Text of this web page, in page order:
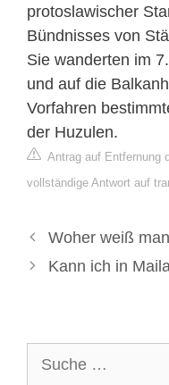
protoslawischer
Bündnisses von
Sie wanderten im
und auf die
Vorfahren
der Huzulen.
Antrag auf Entfernung
vollständige Antwort auf
Woher weiß
Kann ich in
nach: